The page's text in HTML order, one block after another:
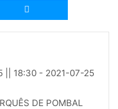
|| 18:30 - 2021-07-25
DE POMBAL